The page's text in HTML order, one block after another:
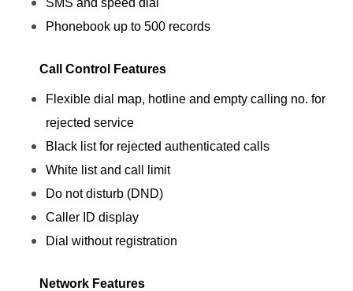
Phonebook up to 500 records
Call Control Features
Flexible dial map, hotline and empty calling no. for
rejected service
Black list for rejected authenticated calls
White list and call limit
Do not disturb (DND)
Caller ID display
Dial without registration
Network Features